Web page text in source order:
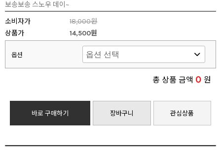
보송보송 스노우 데이~
소비자가
18,000원
상품가
14,500원
옵션
총 상품 금액 0 원
바로 구매하기 장바구니 관심상품